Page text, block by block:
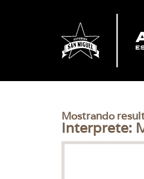
Mostrando
Interprete: